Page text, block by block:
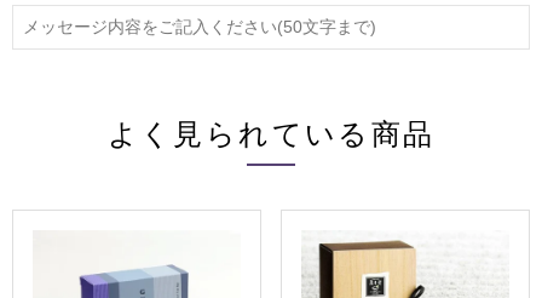
よく見られている商品